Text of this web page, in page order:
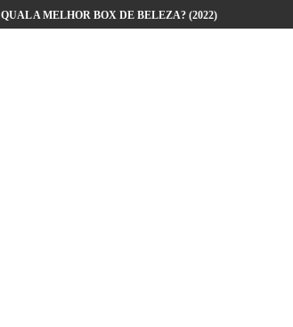
QUAL A MELHOR BOX DE BELEZA? (2022)